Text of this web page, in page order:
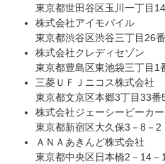
東京都世田谷区玉川一丁目
株式会社アイモバイル
東京都渋谷区渋谷三丁目26
株式会社クレディセゾン
東京都豊島区東池袋三丁
三菱ＵＦＪニコス株式会社
東京都文京区本郷3丁目33番
株式会社ジェーシービーカ
東京都新宿区大久保3－8－
ＡＮＡあきんど株式会社
東京都中央区日本橋2－14－